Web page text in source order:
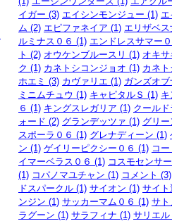
イガー (3) エイシンモンジュー (1)
ム (2) エピファネイア (1) エリザベ
ルミナス０６ (1) エンドレスサマー
ト (2) オウケンブルースリ (1) オキ
ク (1) カネトシコンジョオ (1) カネ
ホエミ (3) カヴァリエ (1) ガンズオ
ミニムチュウ (1) キャピタルＳ (1)
６ (1) キングスレガリア (1) クール
ォード (2) グランデッツァ (1) グリ
スポーラ０６ (1) グレナディーン (1)
ン (1) ゲイリーピクシー０６ (1) コ
イマーベラス０６ (1) コスモセンサ
(1) コパノマユチャン (1) コメント (3)
ドスパークル (1) サイオン (1) サイト
ンジン (1) サッカーマム０６ (1) サト
ラグーン (1) サラフィナ (1) サリエル